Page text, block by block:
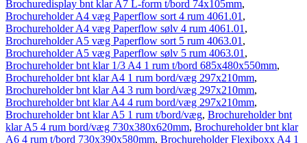
Brochuredisplay bnt klar A7 L-form t/bord 74x105mm,
Brochureholder A4 væg Paperflow sort 4 rum 4061.01 ,
Brochureholder A4 væg Paperflow sølv 4 rum 4061.01 ,
Brochureholder A5 væg Paperflow sort 5 rum 4063.01 ,
Brochureholder A5 væg Paperflow sølv 5 rum 4063.01 ,
Brochureholder bnt klar 1/3 A4 1 rum t/bord 685x480x550mm,
Brochureholder bnt klar A4 1 rum bord/væg 297x210mm,
Brochureholder bnt klar A4 3 rum bord/væg 297x210mm,
Brochureholder bnt klar A4 4 rum bord/væg 297x210mm,
Brochureholder bnt klar A5 1 rum t/bord/væg, Brochureholder bnt
klar A5 4 rum bord/væg 730x380x620mm, Brochureholder bnt klar
A6 4 rum t/bord 730x390x580mm, Brochureholder Flexiboxx A4 1